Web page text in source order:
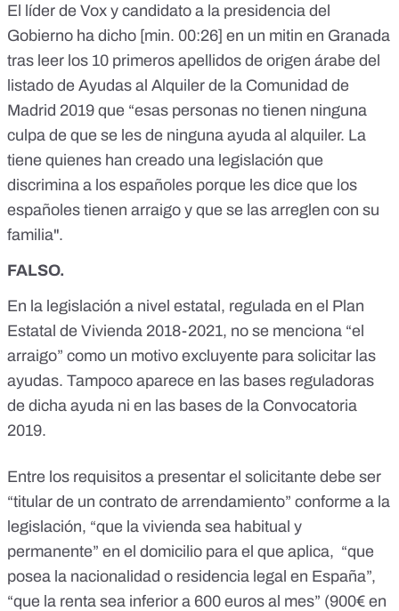
El líder de Vox y candidato a la presidencia del
Gobierno ha dicho [min. 00:26] en un mitin en Granada
tras leer los 10 primeros apellidos de origen árabe del
listado de Ayudas al Alquiler de la Comunidad de
Madrid 2019 que “esas personas no tienen ninguna
culpa de que se les de ninguna ayuda al alquiler. La
tiene quienes han creado una legislación que
discrimina a los españoles porque les dice que los
españoles tienen arraigo y que se las arreglen con su
familia".
FALSO.
En la legislación a nivel estatal, regulada en el Plan
Estatal de Vivienda 2018-2021, no se menciona “el
arraigo” como un motivo excluyente para solicitar las
ayudas. Tampoco aparece en las bases reguladoras
de dicha ayuda ni en las bases de la Convocatoria
2019.
Entre los requisitos a presentar el solicitante debe ser
“titular de un contrato de arrendamiento” conforme a la
legislación, “que la vivienda sea habitual y
permanente” en el domicilio para el que aplica, “que
posea la nacionalidad o residencia legal en España”,
“que la renta sea inferior a 600 euros al mes” (900€ en